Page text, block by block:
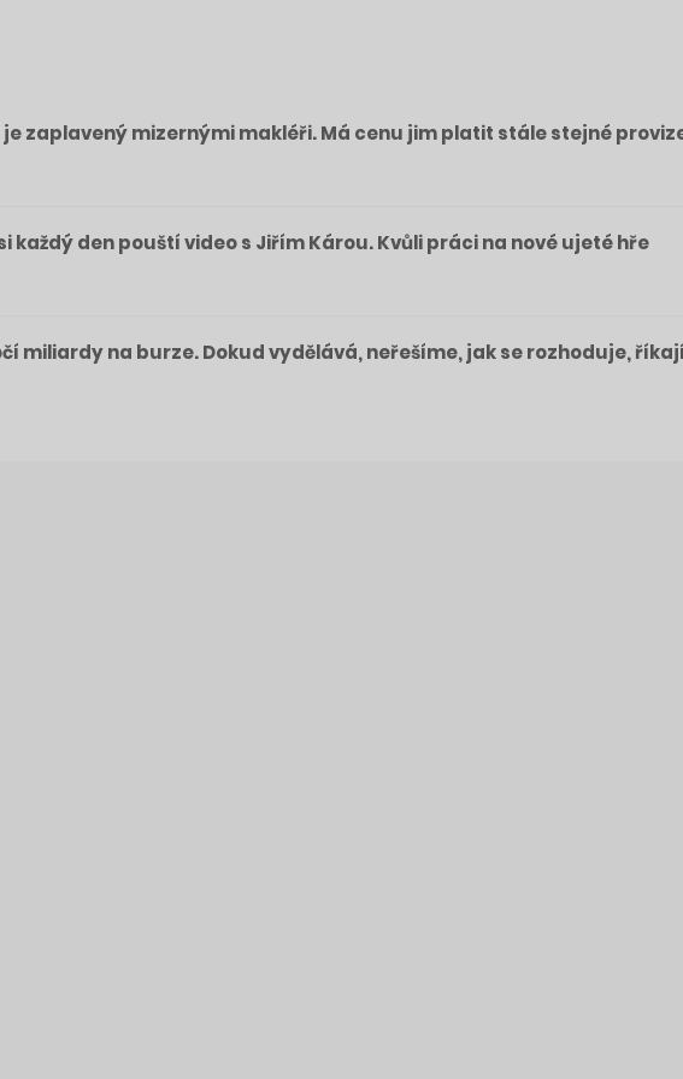
zaplavený mizernými makléři. Má cenu jim platit stále stejné
každý den pouští video s Jiřím Károu. Kvůli práci na nové ujeté hře
miliardy na burze. Dokud vydělává, neřešíme, jak se rozhoduje,